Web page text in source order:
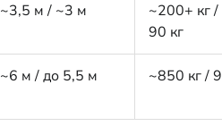
~3,5 м / ~3 м
~200+ кг
90 кг
~6 м / до 5,5 м ~850 кг /